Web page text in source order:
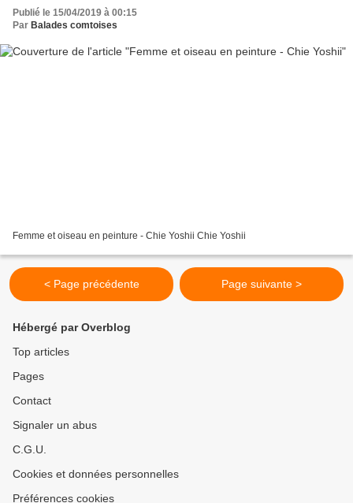
Publié le 15/04/2019 à 00:15
Par Balades comtoises
Femme et oiseau en peinture - Chie Yoshii Chie Yoshii
< Page précédente Page suivante >
Hébergé par Overblog
Top articles
Pages
Contact
Signaler un abus
C.G.U.
Cookies et données personnelles
Préférences cookies